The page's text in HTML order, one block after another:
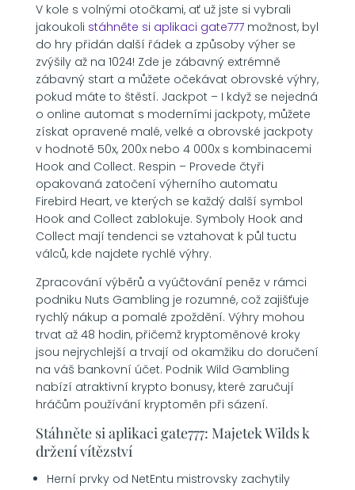
V kole s volnými otočkami, ať už jste si vybrali
jakoukoli stáhněte si aplikaci gate777možnost, byl
do hry přidán další řádek a způsoby výher se
zvýšily až na 1024! Zde je zábavný extrémně
zábavný start a můžete očekávat obrovské výhry,
pokud máte to štěstí. Jackpot – I když se nejedná
o online automat s moderními jackpoty, můžete
získat opravené malé, velké a obrovské jackpoty
v hodnotě 50x, 200x nebo 4 000x s kombinacemi
Hook and Collect. Respin – Provede čtyři
opakovaná zatočení výherního automatu
Firebird Heart, ve kterých se každý další symbol
Hook and Collect zablokuje. Symboly Hook and
Collect mají tendenci se vztahovat k půl tuctu
válců, kde najdete rychlé výhry.
Zpracování výběrů a vyúčtování peněz v rámci
podniku Nuts Gambling je rozumné, což zajišťuje
rychlý nákup a pomalé zpoždění. Výhry mohou
trvat až 48 hodin, přičemž kryptoměnové kroky
jsou nejrychlejší a trvají od okamžiku do doručení
na váš bankovní účet. Podnik Wild Gambling
nabízí atraktivní krypto bonusy, které zaručují
hráčům používání kryptoměn při sázení.
Stáhněte si aplikaci gate777: Majetek Wilds k
držení vítězství
Herní prvky od NetEntu mistrovsky zachytily